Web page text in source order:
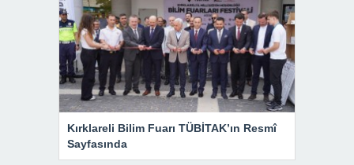
Kırklareli Bilim Fuarı TÜBİTAK’ın Resmî
Sayfasında